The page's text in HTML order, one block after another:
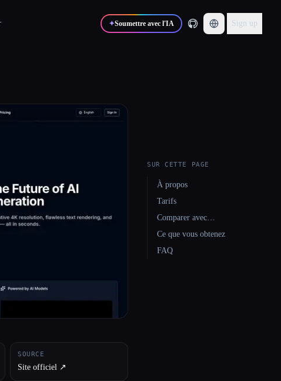
✦Soumettre avec l'IA Sign up
SOURCE
Site officiel ↗︎
SUR CETTE PAGE
À propos
Tarifs
Comparer avec…
Ce que vous obtenez
FAQ